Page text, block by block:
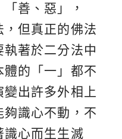
善、惡」，
，但真正的佛法
著於二分法中
的「一」都不
出許多外相上
識心不動，不
識心而生生滅